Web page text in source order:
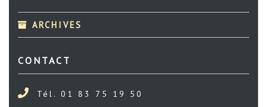
ARCHIVES
CONTACT
Tél. 01 83 75 19 50